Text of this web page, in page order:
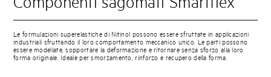
Le formulazioni superelastiche di Nitinol possono essere sfruttate in applicazioni
industriali sfruttando il loro comportamento meccanico unico. Le parti possono
essere modellate, sopportare la deformazione e ritornare senza sforzo alla loro
forma originale. Ideale per smorzamento, rinforzo e recupero della forma.